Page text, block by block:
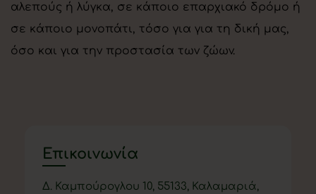
αλεπούς ή λύγκα, σε κάποιο επαρχιακό δρόμο ή
σε κάποιο μονοπάτι, τόσο για για τη δική μας,
όσο και για την προστασία των ζώων.
Επικοινωνία
Δ. Καμπούρογλου 10, 55133, Καλαμαριά,